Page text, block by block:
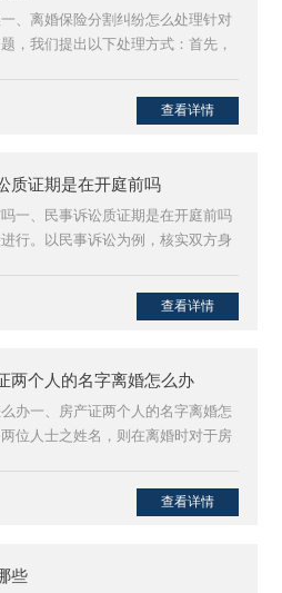
、离婚保险分割纠纷怎么处理针对
，我们提出以下处理方式：首先，
查看详情
质证期是在开庭前吗
一、民事诉讼质证期是在开庭前吗
行。以民事诉讼为例，核实双方身
查看详情
两个人的名字离婚怎么办
办一、房产证两个人的名字离婚怎
位人士之姓名，则在离婚时对于房
查看详情
些